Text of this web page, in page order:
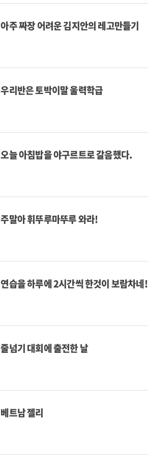
아주 짜장 어려운 김지안의 레고만들기
우리반은 토박이말 울력학급
오늘 아침밥을 야구르트로 갈음했다.
주말아 휘뚜루마뚜루 와라!
연습을 하루에 2시간씩 한것이 보람차네!
줄넘기 대회에 출전한 날
베트남 젤리